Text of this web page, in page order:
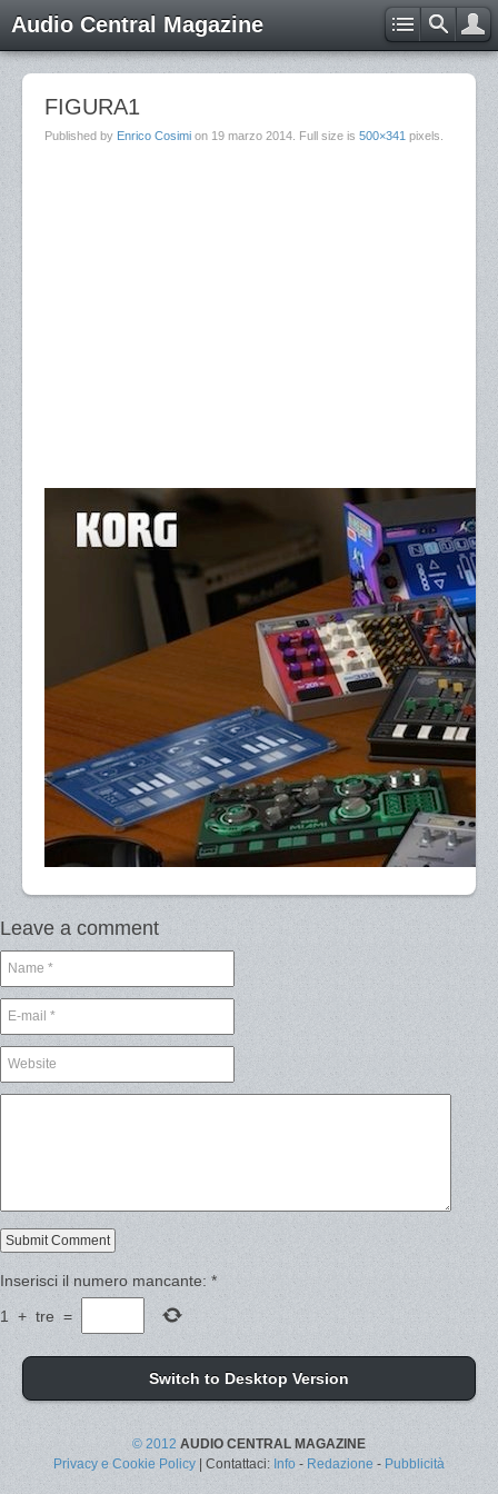
Audio Central Magazine
FIGURA1
Published by Enrico Cosimi on 19 marzo 2014 . Full size is 500×341 pixels.
Leave a comment
Inserisci il numero mancante: *
1
+ tre =
Switch to Desktop Version
© 2012 AUDIO CENTRAL MAGAZINE
Privacy e Cookie Policy | Contattaci: Info - Redazione - Pubblicità